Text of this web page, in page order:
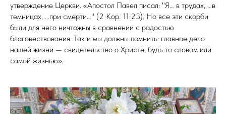
утверждение Церкви. «Апостол Павел писал: "Я… в трудах, …в
темницах, …при смерти…" (2 Кор. 11:23). Но все эти скорби
были для него ничтожны в сравнении с радостью
благовествования. Так и мы должны помнить: главное дело
нашей жизни — свидетельство о Христе, будь то словом или
самой жизнью».